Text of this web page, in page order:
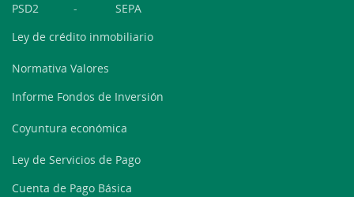
PSD2 - SEPA
Ley de crédito inmobiliario
Normativa Valores
Informe Fondos de Inversión
Coyuntura económica
Ley de Servicios de Pago
Cuenta de Pago Básica